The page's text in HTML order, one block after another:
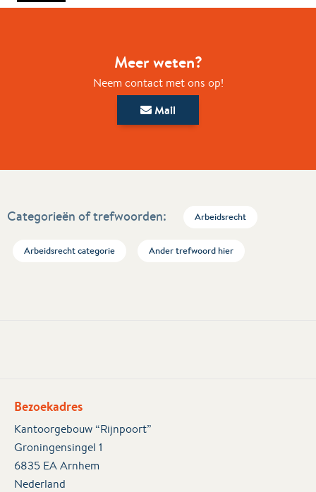
Meer weten?
Neem contact met ons op!
Mail
Categorieën of trefwoorden: Arbeidsrecht
Arbeidsrecht categorie Ander trefwoord hier
Bezoekadres
Kantoorgebouw “Rijnpoort”
Groningensingel 1
6835 EA Arnhem
Nederland